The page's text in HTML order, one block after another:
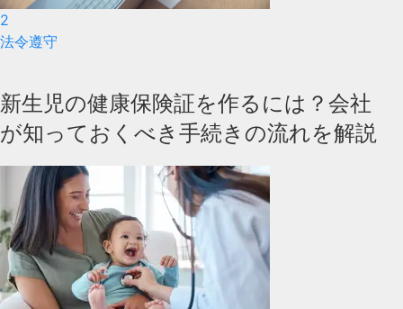
2
法令遵守
新生児の健康保険証を作るには？会社
が知っておくべき手続きの流れを解説